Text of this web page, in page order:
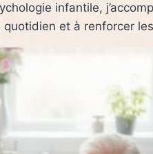
infantile,
et à renforcer